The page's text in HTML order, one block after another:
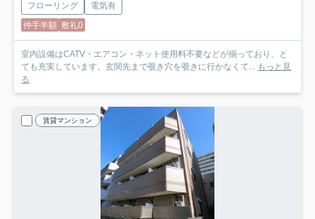
フローリング
電気有
仲手半額 敷礼0
室内設備はCATV・エアコン・ネット使用料不要などが揃っており、と
ても充実しています。玄関先まで覗き穴を覗きに行かなくて... もっと見
る
賃貸マンション